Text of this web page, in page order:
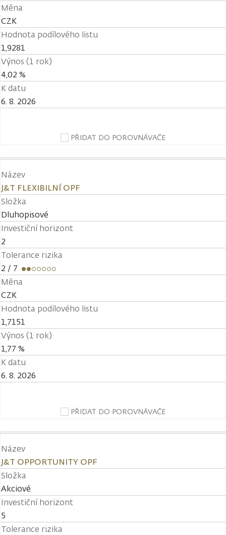
Měna
CZK
Hodnota podílového listu
1,9281
Výnos (1 rok)
4,02 %
K datu
6. 8. 2026
PŘIDAT DO POROVNÁVAČE
Název
J&T FLEXIBILNÍ OPF
Složka
Dluhopisové
Investiční horizont
2
Tolerance rizika
2 / 7
Měna
CZK
Hodnota podílového listu
1,7151
Výnos (1 rok)
1,77 %
K datu
6. 8. 2026
PŘIDAT DO POROVNÁVAČE
Název
J&T OPPORTUNITY OPF
Složka
Akciové
Investiční horizont
5
Tolerance rizika